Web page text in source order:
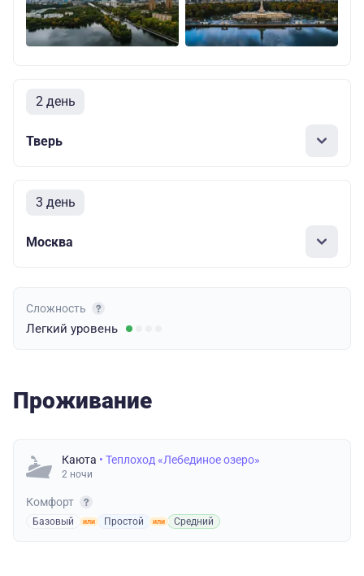
2 день
Тверь
3 день
Москва
Сложность
Легкий уровень
Проживание
Каюта • Теплоход «Лебединое озеро»
2 ночи
Комфорт
Базовый Простой Средний